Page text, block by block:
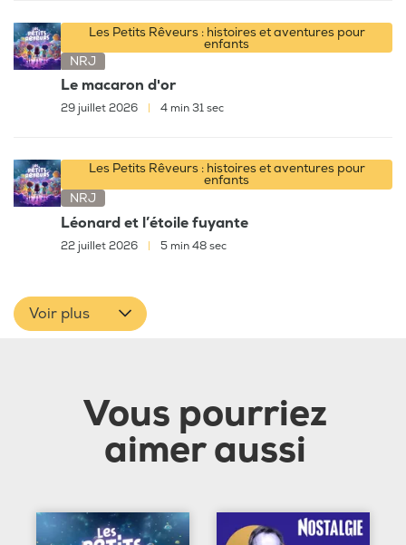
Les Petits Rêveurs : histoires et aventures pour
enfants
NRJ
Le macaron d'or
29 juillet 2026 4 min 31 sec
Les Petits Rêveurs : histoires et aventures pour
enfants
NRJ
Léonard et l’étoile fuyante
22 juillet 2026 5 min 48 sec
Voir plus
Vous pourriez
aimer aussi